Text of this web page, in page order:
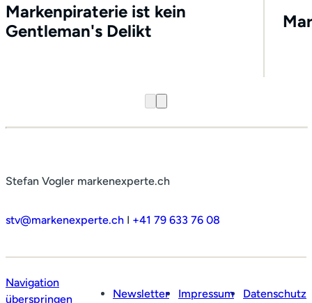
Leistungen
Netzwerk
Markenpiraterie ist kein
Gentleman's Delikt
Stefan Vogler markenexperte.ch
stv@markenexperte.ch I +41 79 633 76 08
Navigation
überspringen
Newsletter Impressum
Datenschutz